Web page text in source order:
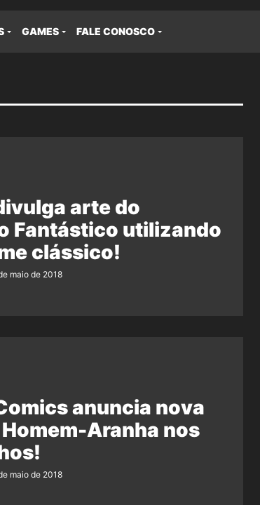
GAMES FALE CONOSCO
arte do
Fantástico utilizando
clássico!
maio de 2018
anuncia nova
Aranha nos
maio de 2018